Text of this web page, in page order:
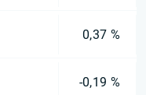
0,37 %
-0,19 %